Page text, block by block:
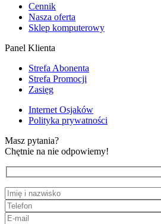
Cennik
Nasza oferta
Sklep komputerowy
Panel Klienta
Strefa Abonenta
Strefa Promocji
Zasięg
Internet Osjaków
Polityka prywatności
Masz pytania?
Chętnie na nie odpowiemy!